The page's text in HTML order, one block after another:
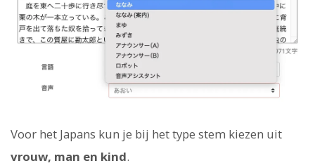
Voor het Japans kun je bij het type stem kiezen uit
vrouw, man en kind.